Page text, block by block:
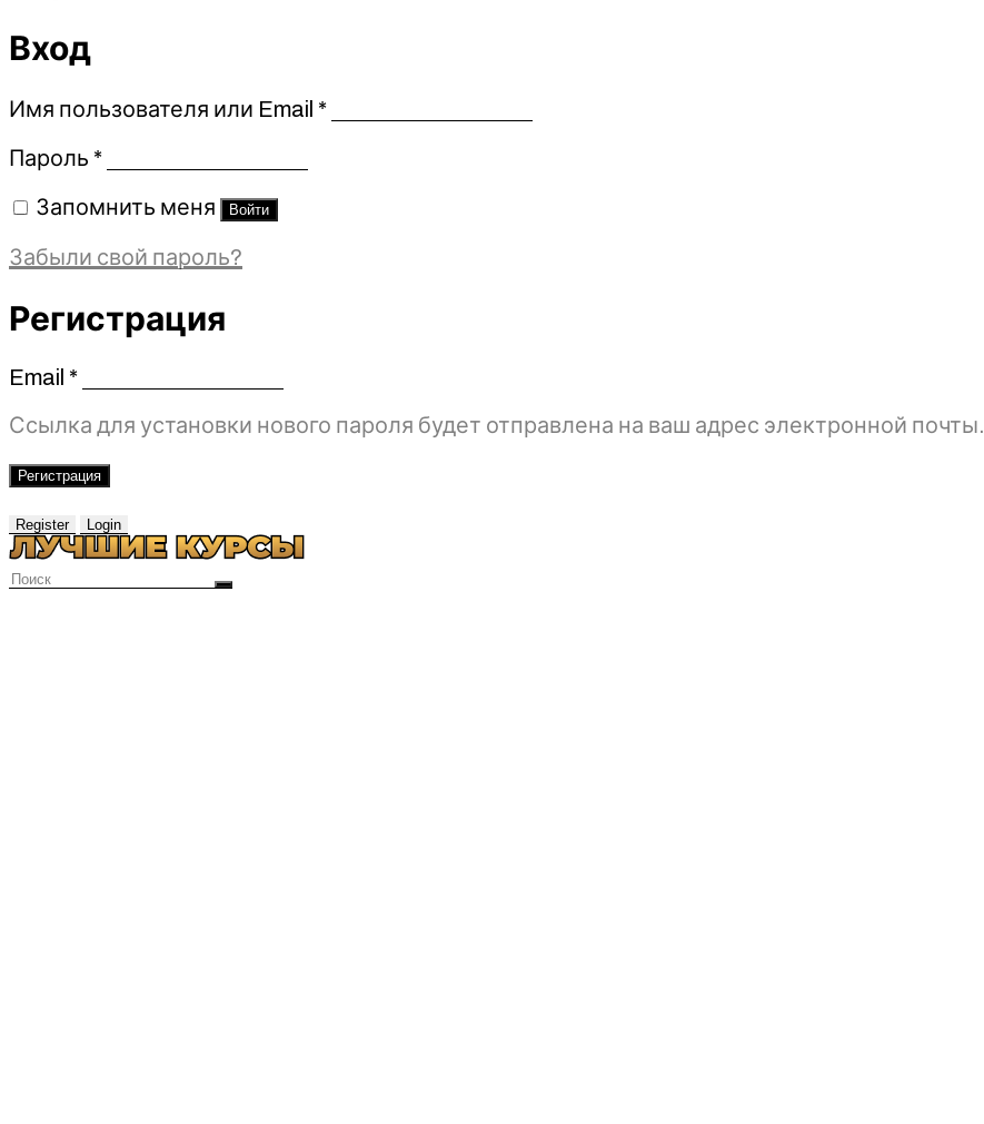
Вход
Имя пользователя или Email *Обязательно
Пароль *Обязательно
Запомнить меня Войти
Забыли свой пароль?
Регистрация
Email *Обязательно
Ссылка для установки нового пароля будет отправлена ​​на ваш адрес электронной почты.
Регистрация
Register Login